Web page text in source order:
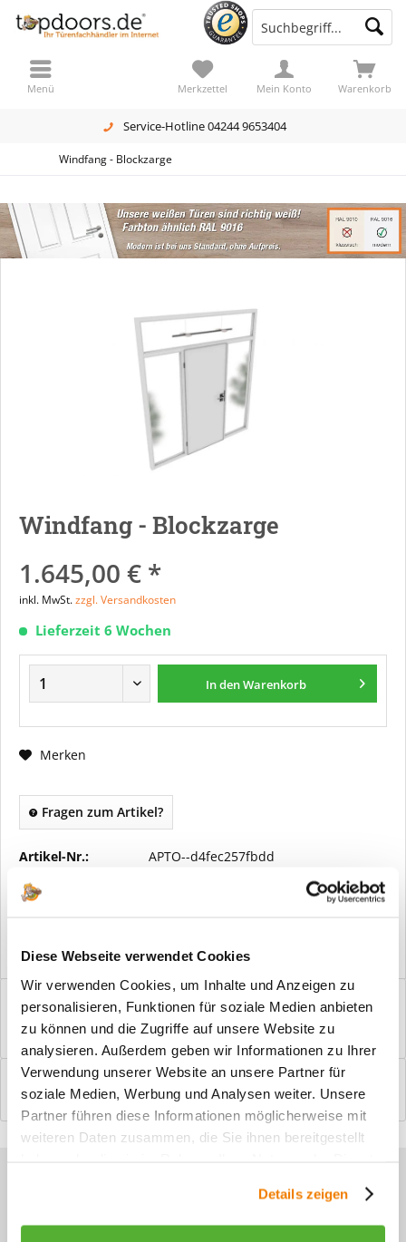
Diese Webseite verwendet Cookies
Wir verwenden Cookies, um Inhalte und Anzeigen zu
personalisieren, Funktionen für soziale Medien anbieten
zu können und die Zugriffe auf unsere Website zu
analysieren. Außerdem geben wir Informationen zu Ihrer
Verwendung unserer Website an unsere Partner für
soziale Medien, Werbung und Analysen weiter. Unsere
Partner führen diese Informationen möglicherweise mit
weiteren Daten zusammen, die Sie ihnen bereitgestellt
Details zeigen
Service-Hotline 04244 9653404
Warenkorb
Merkzettel Mein Konto
Menü
Windfang - Blockzarge
Windfang - Blockzarge
1.645,00 € *
inkl. MwSt.zzgl. Versandkosten
Lieferzeit 6 Wochen
In denWarenkorb
Merken
Fragen zum Artikel?
Artikel-Nr.: APTO--d4fec257fbdd
Vorteile
Windfangelemente online am Bildschirm konfigurieren und
einbaufertig bestellen. In wenigen...
Bewertungen
0
Bewertungen lesen, schreiben und diskutieren...mehr
Sie haben Fragen zu unseren